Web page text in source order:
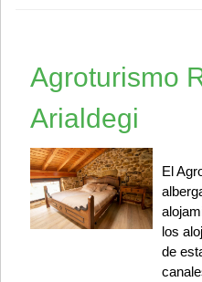
Agroturismo
Arialdegi
El
los
de